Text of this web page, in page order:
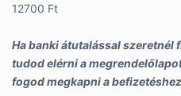
12700 Ft
Ha banki átutalással szeretnél
tudod elérni a
fogod megkapni a